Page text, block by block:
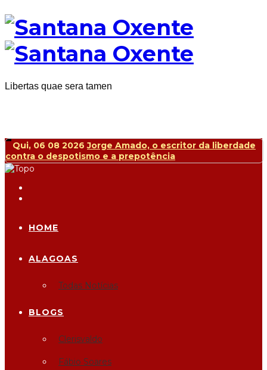
Libertas quae sera tamen
Qui, 06 08 2026Jorge Amado, o escritor da liberdade
contra o despotismo e a prepotência
HOME
ALAGOAS
Todas Notícias
BLOGS
Clerisvaldo
Fábio Soares